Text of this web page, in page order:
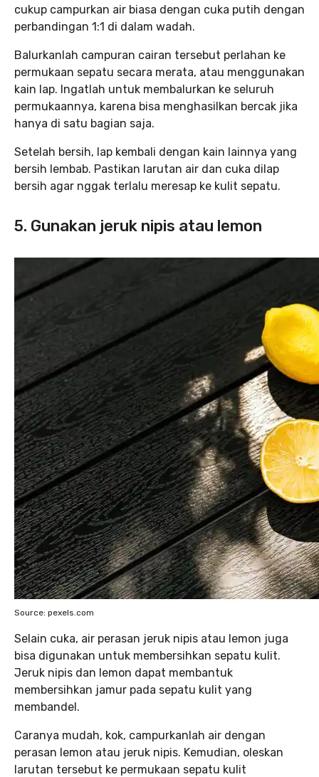
cukup campurkan air biasa dengan cuka putih dengan
perbandingan 1:1 di dalam wadah.
Balurkanlah campuran cairan tersebut perlahan ke
permukaan sepatu secara merata, atau menggunakan
kain lap. Ingatlah untuk membalurkan ke seluruh
permukaannya, karena bisa menghasilkan bercak jika
hanya di satu bagian saja.
Setelah bersih, lap kembali dengan kain lainnya yang
bersih lembab. Pastikan larutan air dan cuka dilap
bersih agar nggak terlalu meresap ke kulit sepatu.
5. Gunakan jeruk nipis atau lemon
Source: pexels.com
Selain cuka, air perasan jeruk nipis atau lemon juga
bisa digunakan untuk membersihkan sepatu kulit.
Jeruk nipis dan lemon dapat membantuk
membersihkan jamur pada sepatu kulit yang
membandel.
Caranya mudah, kok, campurkanlah air dengan
perasan lemon atau jeruk nipis. Kemudian, oleskan
larutan tersebut ke permukaan sepatu kulit